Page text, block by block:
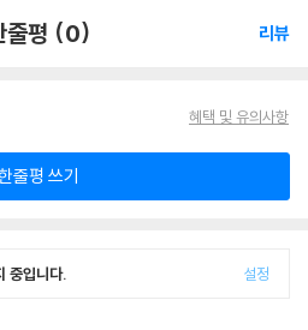
줄평 (0) 리뷰
혜택 및 유의사항
줄평 쓰기
중입니다. 설정